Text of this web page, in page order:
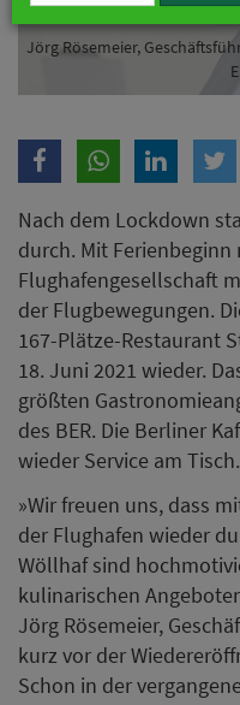
Jörg Rösemeier,
Nach dem Lockdown
durch. Mit Ferienbeginn
Flughafengesellschaft
der Flugbewegungen.
167-Plätze-Restaurant
18. Juni 2021 wieder.
größten
des BER. Die Berliner
wieder Service am Tisch.
»Wir freuen uns, dass
der Flughafen wieder
Wöllhaf sind
kulinarischen
Jörg Rösemeier,
kurz vor der
Schon in der